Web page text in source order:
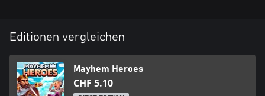
Editionen vergleichen
Mayhem Heroes
CHF 5.10